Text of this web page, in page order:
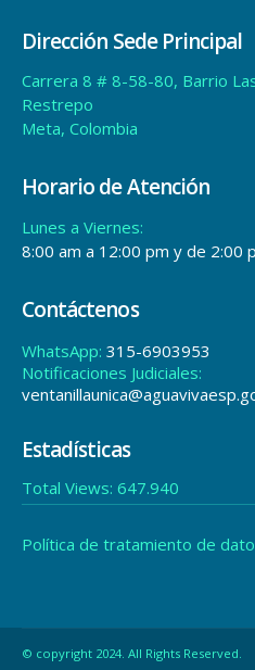
Dirección Sede Principal
Carrera 8 # 8-58-80, Barrio
Restrepo
Meta, Colombia
Horario de Atención
Lunes a Viernes:
8:00 am a 12:00 pm y de 2:00
Contáctenos
WhatsApp: 315-6903953
Notificaciones Judiciales:
Estadísticas
Total Views: 647.940
Política de tratamiento de
© copyright 2024. All Rights Reserved.